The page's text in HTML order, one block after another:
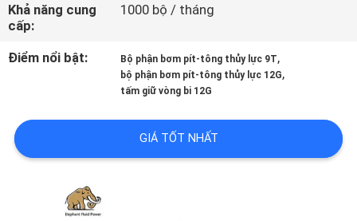
KIỂM
SOÁT
LƯỢNG
LIÊN
Khả năng cung
cấp:
1000 bộ / tháng
Điểm nổi bật: Bộ phận bơm pít-tông thủy lực 9T,
bộ phận bơm pít-tông thủy lực 12G,
tấm giữ vòng bi 12G
GIÁ TỐT NHẤT